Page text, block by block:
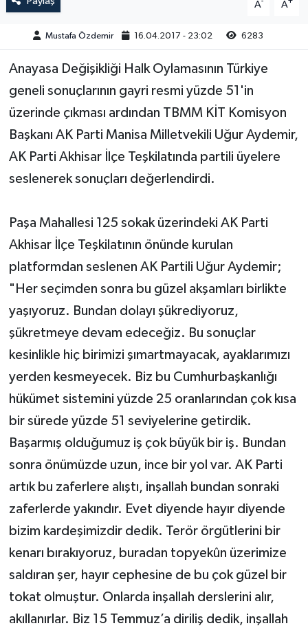
A A
Mustafa Özdemir 16.04.2017 - 23:02 6283
Anayasa Değişikliği Halk Oylamasının Türkiye
geneli sonuçlarının gayri resmi yüzde 51'in
üzerinde çıkması ardından TBMM KİT Komisyon
Başkanı AK Parti Manisa Milletvekili Uğur Aydemir,
AK Parti Akhisar İlçe Teşkilatında partili üyelere
seslenerek sonuçları değerlendirdi.
Paşa Mahallesi 125 sokak üzerindeki AK Parti
Akhisar İlçe Teşkilatının önünde kurulan
platformdan seslenen AK Partili Uğur Aydemir;
"Her seçimden sonra bu güzel akşamları birlikte
yaşıyoruz. Bundan dolayı şükrediyoruz,
şükretmeye devam edeceğiz. Bu sonuçlar
kesinlikle hiç birimizi şımartmayacak, ayaklarımızı
yerden kesmeyecek. Biz bu Cumhurbaşkanlığı
hükümet sistemini yüzde 25 oranlarından çok kısa
bir sürede yüzde 51 seviyelerine getirdik.
Başarmış olduğumuz iş çok büyük bir iş. Bundan
sonra önümüzde uzun, ince bir yol var. AK Parti
artık bu zaferlere alıştı, inşallah bundan sonraki
zaferlerde yakındır. Evet diyende hayır diyende
bizim kardeşimizdir dedik. Terör örgütlerini bir
kenarı bırakıyoruz, buradan topyekûn üzerimize
saldıran şer, hayır cephesine de bu çok güzel bir
tokat olmuştur. Onlarda inşallah derslerini alır,
akıllanırlar. Biz 15 Temmuz’a diriliş dedik, inşallah
Kadın
Teknoloji
Yerel Haber
Akhisar Emlak
Ülke